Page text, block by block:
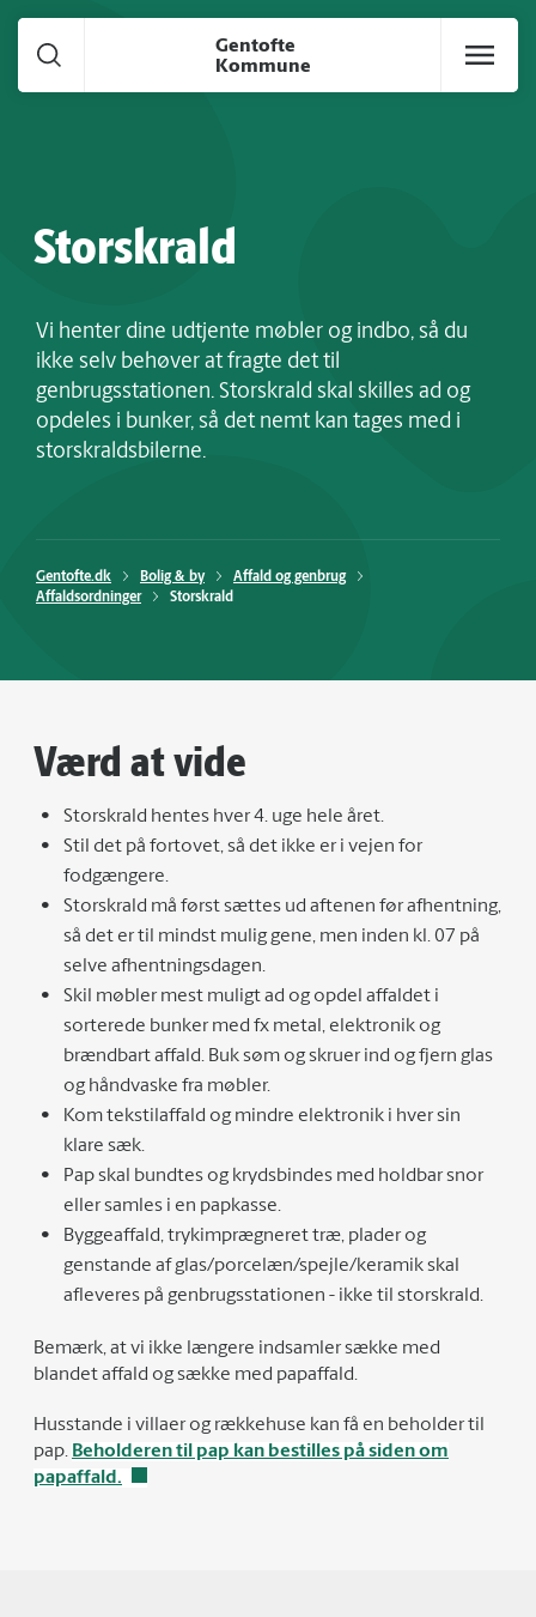
Gentofte
Kommune
Storskrald
Vi henter dine udtjente møbler og indbo, så du
ikke selv behøver at fragte det til
genbrugsstationen. Storskrald skal skilles ad og
opdeles i bunker, så det nemt kan tages med i
storskraldsbilerne.
Gentofte.dk Bolig & by
Affald og genbrug
Affaldsordninger
Storskrald
Værd at vide
Storskrald hentes hver 4. uge hele året.
Stil det på fortovet, så det ikke er i vejen for
fodgængere.
Storskrald må først sættes ud aftenen før afhentning,
så det er til mindst mulig gene, men inden kl. 07 på
selve afhentningsdagen.
Skil møbler mest muligt ad og opdel affaldet i
sorterede bunker med fx metal, elektronik og
brændbart affald. Buk søm og skruer ind og fjern glas
og håndvaske fra møbler.
Kom tekstilaffald og mindre elektronik i hver sin
klare sæk.
Pap skal bundtes og krydsbindes med holdbar snor
eller samles i en papkasse.
Byggeaffald, trykimprægneret træ, plader og
genstande af glas/porcelæn/spejle/keramik skal
afleveres på genbrugsstationen - ikke til storskrald.
Bemærk, at vi ikke længere indsamler sække med
blandet affald og sække med papaffald.
Husstande i villaer og rækkehuse kan få en beholder til
pap. Beholderen til pap kan bestilles på siden om
papaffald.